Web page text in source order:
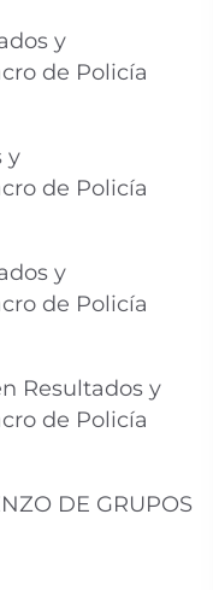
y
de Policía
y
de Policía
y
de Policía
Resultados y
de Policía
DE GRUPOS